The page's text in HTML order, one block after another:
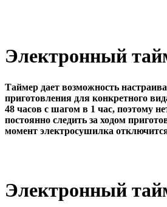
Электронный
Таймер дает возможность
приготовления для конкретного
48 часов с шагом в 1 час, поэтому
постоянно следить за ходом
момент электросушилка
Электронный